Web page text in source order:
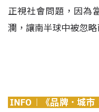
正視社會問題，因為
瀾，讓南半球中被忽
INFO︱《品牌．城市